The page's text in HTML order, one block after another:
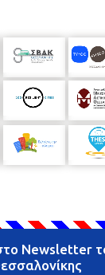
Newsletter